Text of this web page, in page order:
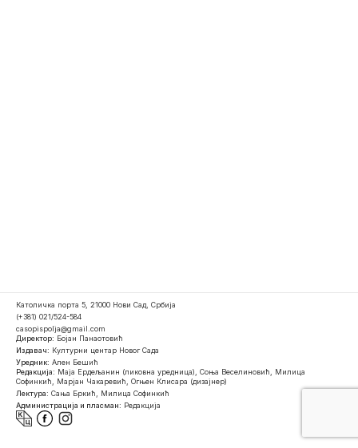
Католичка порта 5, 21000 Нови Сад, Србија
(+381) 021/524-584
casopispolja@gmail.com
Директор: Бојан Панаотовић
Издавач: Културни центар Новог Сада
Уредник: Ален Бешић
Редакција: Маја Ердељанин (ликовна уредница), Соња Веселиновић, Милица
Софинкић, Марјан Чакаревић, Огњен Клисара (дизајнер)
Лектура: Сања Бркић, Милица Софинкић
Администрација и пласман: Редакција